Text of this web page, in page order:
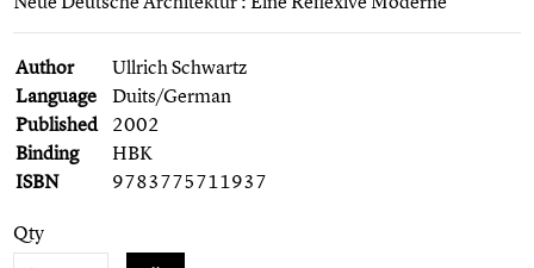
Author
Ullrich Schwartz
Language
Duits/German
Published 2002
Binding
HBK
ISBN
9783775711937
Qty